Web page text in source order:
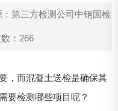
第三方检测公司中钢国检
：266
，而混凝土送检是确保其
要检测哪些项目呢？